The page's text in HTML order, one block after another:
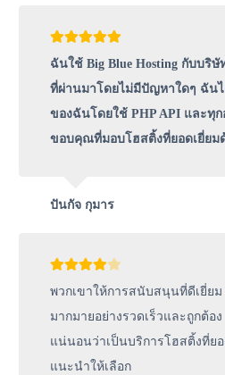
ฉันใช้ Big Blue Hosting กับบริ
ที่ผ่านมาโดยไม่มีปัญหาใดๆ ฉันไ
ของฉันโดยใช้ PHP API และทุ
ขอบคุณที่มอบโฮสติ้งที่ยอดเยี่ยม
ปันกัจ กุมาร
พวกเขาให้การสนับสนุนที่ดีเยี่ย
มากมายอย่างรวดเร็วและถูกต้อง
แน่นอนว่าเป็นบริการโฮสติ้งที่ย
แนะนำให้เลือก